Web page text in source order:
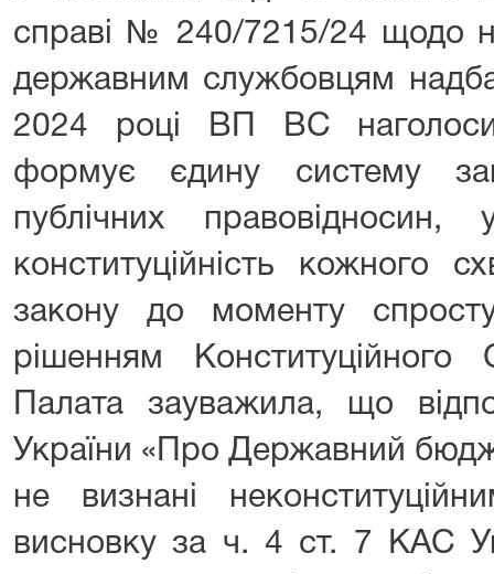
справі № 240/7215/24 щодо
державним службовцям
2024 році ВП ВС
формує єдину систему
публічних
конституційність кожного
закону до моменту
рішенням
Палата зауважила, що
України «Про Державний
не визнані
висновку за ч. 4 ст. 7 КАС